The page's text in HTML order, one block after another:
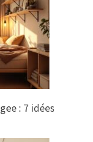
: 7 idées